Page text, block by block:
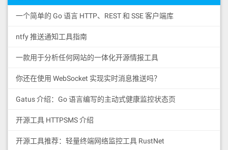
一个简单的 Go 语言 HTTP、REST 和 SSE 客户端库
ntfy 推送通知工具指南
一款用于分析任何网站的一体化开源情报工具
你还在使用 WebSocket 实现实时消息推送吗？
Gatus 介绍：Go 语言编写的主动式健康监控状态页
开源工具 HTTPSMS 介绍
开源工具推荐：轻量终端网络监控工具 RustNet